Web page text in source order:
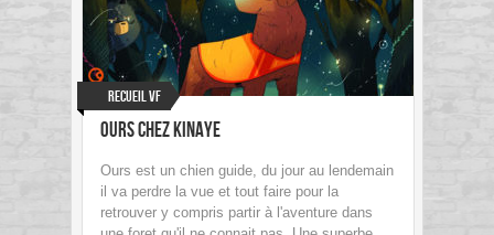
Recueil VF
Ours chez Kinaye
Ours est un chien guide, du jour au lendemain
il va perdre la vue et tout faire pour la
retrouver y compris partir à l'aventure dans